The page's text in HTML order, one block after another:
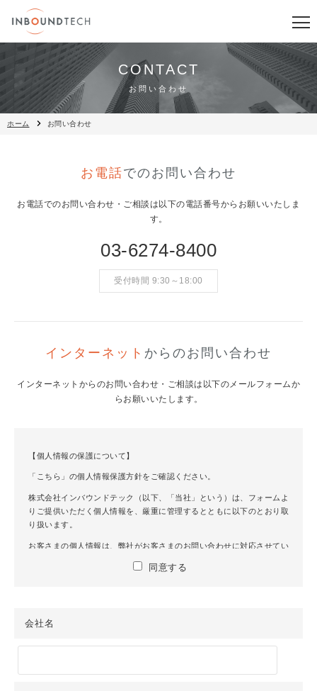
CONTACT
お問い合わせ
ホーム お問い合わせ
お電話でのお問い合わせ
お電話でのお問い合わせ・ご相談は以下の電話番号からお願いいたしま
す。
03-6274-8400
受付時間 9:30～18:00
インターネット からのお問い合わせ
インターネットからのお問い合わせ・ご相談は以下のメールフォームか
らお願いいたします。
【個人情報の保護について】
「こちら」の個人情報保護方針をご確認ください。
株式会社インバウンドテック（以下、「当社」という）は、フォームよ
りご提供いただく個人情報を、厳重に管理するとともに以下のとおり取
り扱います。
お客さまの個人情報は、弊社がお客さまのお問い合わせに対応させてい
お問い合わせ内の個人情報は、ご本人の同意がある場合または法令に基
お客さまの個人情報の当社への提供は、任意でございますが、個人情報
りますのでご了承ください。
同意する
会社名